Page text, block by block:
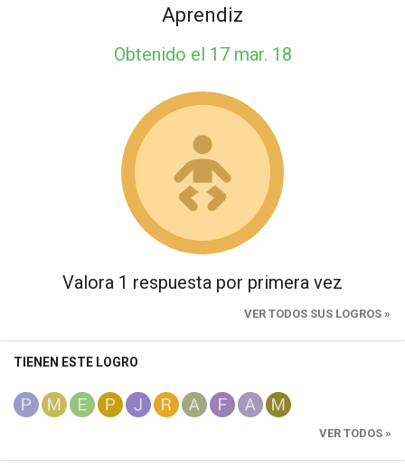
Aprendiz
Obtenido el 17 mar. 18
Valora 1 respuesta por primera vez
VER TODOS SUS LOGROS »
TIENEN ESTE LOGRO
VER TODOS »